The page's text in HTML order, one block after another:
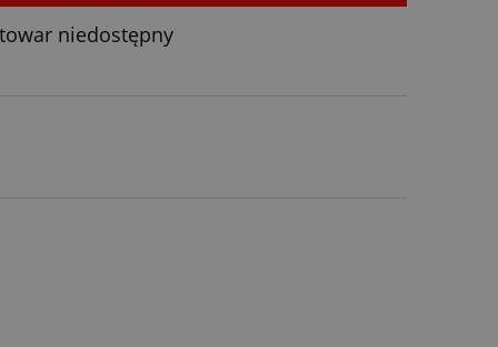
towar niedostępny